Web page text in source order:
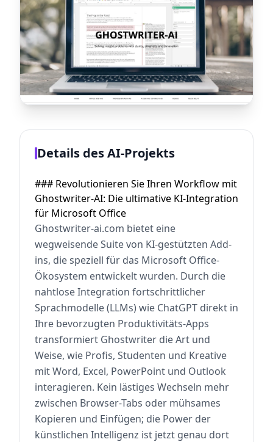
Details des AI-Projekts
### Revolutionieren Sie Ihren Workflow mit
Ghostwriter-AI: Die ultimative KI-Integration
für Microsoft Office
Ghostwriter-ai.com bietet eine
wegweisende Suite von KI-gestützten Add-
ins, die speziell für das Microsoft Office-
Ökosystem entwickelt wurden. Durch die
nahtlose Integration fortschrittlicher
Sprachmodelle (LLMs) wie ChatGPT direkt in
Ihre bevorzugten Produktivitäts-Apps
transformiert Ghostwriter die Art und
Weise, wie Profis, Studenten und Kreative
mit Word, Excel, PowerPoint und Outlook
interagieren. Kein lästiges Wechseln mehr
zwischen Browser-Tabs oder mühsames
Kopieren und Einfügen; die Power der
künstlichen Intelligenz ist jetzt genau dort